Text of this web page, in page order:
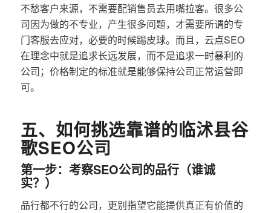
不愁客户来源，不需要配销售员去用嘴拉客。很多公
司因为做的不专业，产生很多问题，才需要所谓的专
门客服去应对，必要的时候踢皮球。而且，云点SEO
在理念中就是追求长远发展，而不是追求一时暴利的
公司；价格制定的标准就是能够保持公司正常运营即
可。
五、如何挑选靠谱的临沭县谷
歌SEO公司
第一步：考察SEO公司的品行（谁诚
实？）
品行都不行的公司，更别指望它能提供真正有价值的